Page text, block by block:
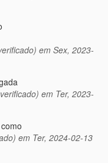
em Sex, 2023-
em Ter, 2023-
em Ter, 2024-02-13